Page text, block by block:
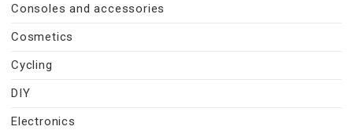
Consoles and accessories
Cosmetics
Cycling
DIY
Electronics